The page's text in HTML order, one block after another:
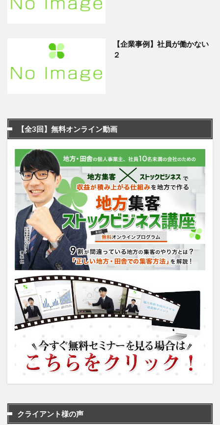
【企業事例】社員が働かない
２
【全3回】無料オンライン動画
クライアント様の声